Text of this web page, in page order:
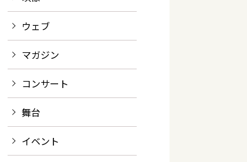
ウェブ
マガジン
コンサート
舞台
イベント